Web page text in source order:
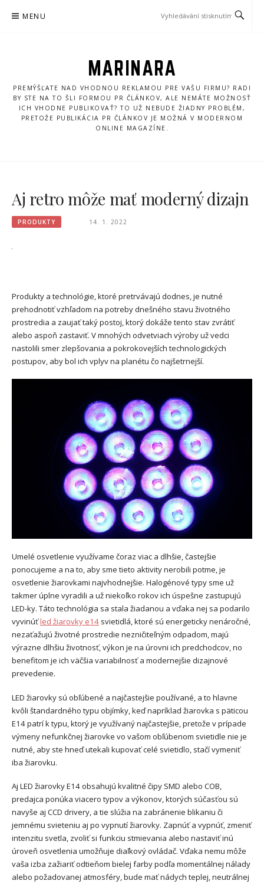
MENU
MARINARA
PREMÝŠĽATE NAD VHODNOU REKLAMOU PRE VAŠU FIRMU? RADI
BY STE NA TO ŠLI FORMOU PR ČLÁNKOV, ALE NEMÁTE MOŽNOSŤ
ICH VHODNE PUBLIKOVAŤ? TO UŽ NEBUDE ŽIADNY PROBLÉM,
PRETOŽE PUBLIKÁCIA PR ČLÁNKOV JE MOŽNÁ V MODERNOM
ONLINE MAGAZÍNE.
Aj retro môže mať moderný dizajn
PRODUKTY 14. 1. 2022
Produkty a technológie, ktoré pretrvávajú dodnes, je nutné
prehodnotiť vzhľadom na potreby dnešného stavu životného
prostredia a zaujať taký postoj, ktorý dokáže tento stav zvrátiť
alebo aspoň zastaviť. V mnohých odvetviach výroby už vedci
nastolili smer zlepšovania a pokrokovejších technologických
postupov, aby bol ich vplyv na planétu čo najšetrnejší.
Umelé osvetlenie využívame čoraz viac a dlhšie, častejšie
ponocujeme a na to, aby sme tieto aktivity nerobili potme, je
osvetlenie žiarovkami najvhodnejšie. Halogénové typy sme už
takmer úplne vyradili a už niekoľko rokov ich úspešne zastupujú
LED-ky. Táto technológia sa stala žiadanou a vďaka nej sa podarilo
vyvinúťled žiarovky e14 svietidlá, ktoré sú energeticky nenáročné,
nezaťažujú životné prostredie nezničiteľným odpadom, majú
výrazne dlhšiu životnosť, výkon je na úrovni ich predchodcov, no
benefitom je ich väčšia variabilnosť a modernejšie dizajnové
prevedenie.
LED žiarovky sú obľúbené a najčastejšie používané, a to hlavne
kvôli štandardného typu objímky, keď napríklad žiarovka s päticou
E14 patrí k typu, ktorý je využívaný najčastejšie, pretože v prípade
výmeny nefunkčnej žiarovke vo vašom obľúbenom svietidle nie je
nutné, aby ste hneď utekali kupovať celé svietidlo, stačí vymeniť
iba žiarovku.
Aj LED žiarovky E14 obsahujú kvalitné čipy SMD alebo COB,
predajca ponúka viacero typov a výkonov, ktorých súčasťou sú
navyše aj CCD drivery, a tie slúžia na zabránenie blikaniu či
jemnému svieteniu aj po vypnutí žiarovky. Zapnúť a vypnúť, zmeniť
intenzitu svetla, zvoliť si funkciu stmievania alebo nastaviť inú
úroveň osvetlenia umožňuje diaľkový ovládač. Vďaka nemu môže
vaša izba zažiariť odtieňom bielej farby podľa momentálnej nálady
alebo požadovanej atmosféry, bude mať nádych teplej, neutrálnej